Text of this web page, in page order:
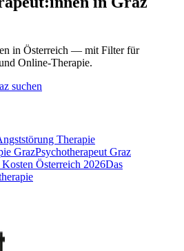
in Österreich — mit Filter für
Online-Therapie.
suchen
Therapie
GrazPsychotherapeut Graz
Österreich 2026Das